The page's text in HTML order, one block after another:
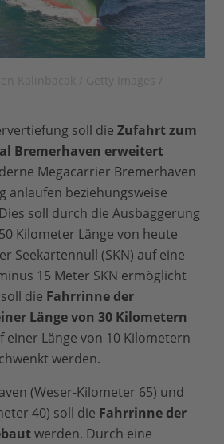
soll die Zufahrt zum
Bremerhaven erweitert
Megacarrier Bremerhaven
anlaufen beziehungsweise
soll durch die Ausbaggerung
Kilometer Länge von heute
Seekartennull (SKN) auf eine
15 Meter SKN ermöglicht
die Fahrrinne der
Länge von 30 Kilometern
einer Länge von 10 Kilometern
werden.
(Weser-Kilometer 65) und
40) soll die Fahrrinne der
werden. Durch eine